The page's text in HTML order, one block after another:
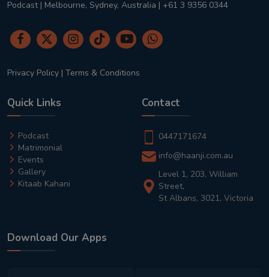
Podcast | Melbourne, Sydney, Australia | +61 3 9356 0344
Privacy Policy | Terms & Conditions
Quick Links
Podcast
Matrimonial
Events
Gallery
Kitaab Kahani
Contact
0447171674
info@haanji.com.au
Level 1, 203, William
Street,
St Albans, 3021, Victoria
Download Our Apps